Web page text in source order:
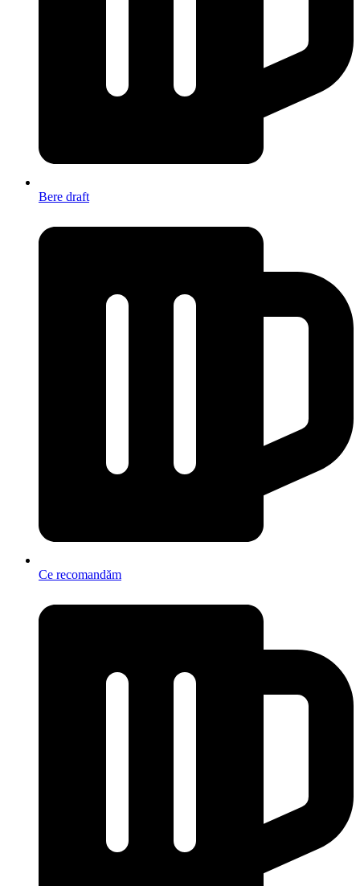
Bere draft
Ce recomandăm